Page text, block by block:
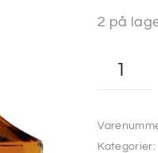
2 på
Kategorier: